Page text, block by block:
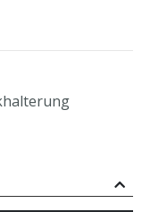
mm oder 200 mm